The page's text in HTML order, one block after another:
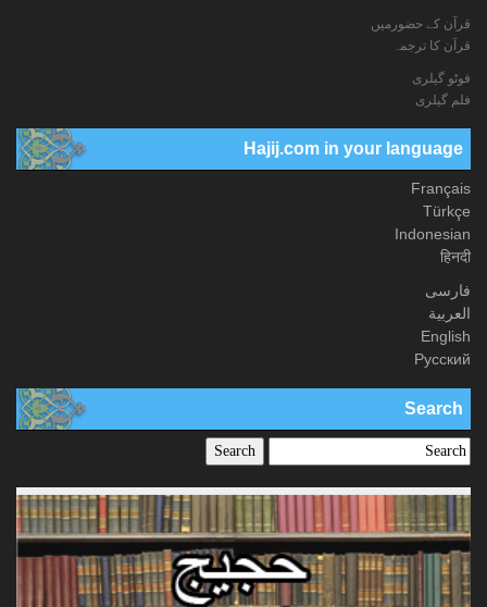
قرآن کے حضورمیں
قرآن کا ترجمہ
فوٹو گيلری
فلم گیلری
Hajij.com in your language
Français
Türkçe
Indonesian
हिनदी
فارسی
العربیة
English
Русский
Search